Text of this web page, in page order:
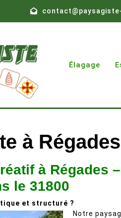
Élagage
à Régades
à Régades
le 31800
et structuré ?
Notre